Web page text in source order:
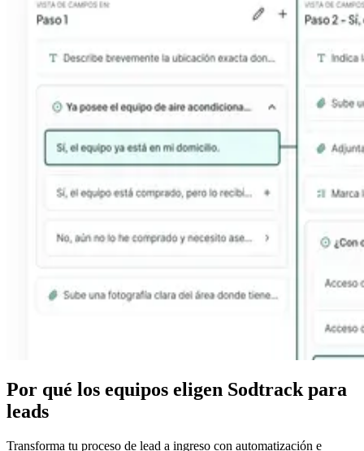
Por qué los equipos eligen Sodtrack para
leads
Transforma tu proceso de lead a ingreso con automatización e